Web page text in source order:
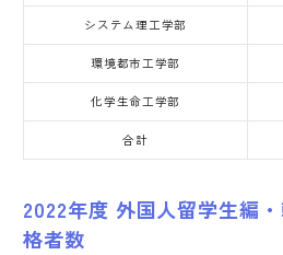
システム理工学部
環境都市工学部
化学生命工学部
合計
2022年度 外国人留学生編
格者数